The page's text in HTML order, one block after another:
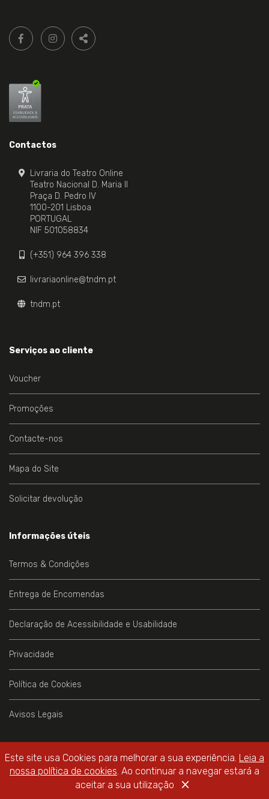
Este site usa Cookies para melhorar a sua experiência. Leia a
nossa política de cookies. Ao continuar a navegar estará a
aceitar a sua utilização
×
Siga-
nos:
FACEBOOK LIVRARIA DO TEATRO ONLINE.
INSTAGRAM LIVRARIA DO TEATRO ONLINE.
PARTILHAR
Contactos
Livraria do Teatro Online
Teatro Nacional D. Maria II
Praça D. Pedro IV
1100-201 Lisboa
PORTUGAL
NIF 501058834
(+351) 964 396 338
livrariaonline@tndm.pt
tndm.pt
Serviços ao cliente
Voucher
Promoções
Contacte-nos
Mapa do Site
Solicitar devolução
Informações úteis
Termos & Condições
Entrega de Encomendas
Declaração de Acessibilidade e Usabilidade
Privacidade
Política de Cookies
Avisos Legais
Livraria do Teatro Online© 2026 - All Rights Reserved
WebDesign byGlobal Pixel